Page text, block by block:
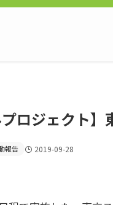
プロジェクト
報告 2019-09-28